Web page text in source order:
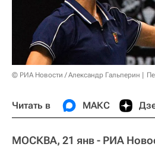
© РИА Новости / Александр Гальперин
Читать в МАКС
МОСКВА, 21 янв - РИА